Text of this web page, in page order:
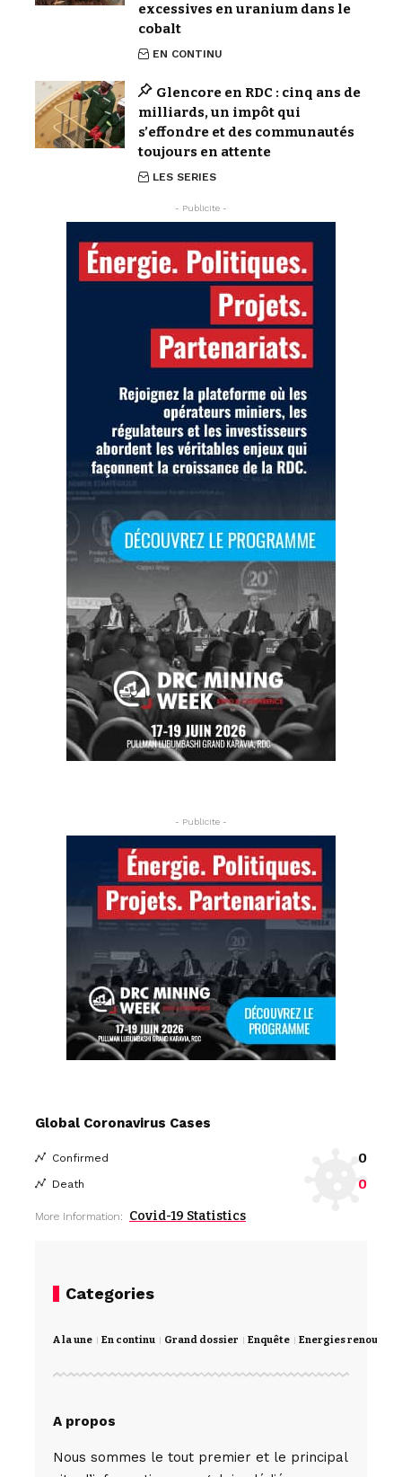
excessives en uranium dans le
cobalt
EN CONTINU
Glencore en RDC : cinq ans de
milliards, un impôt qui
s’effondre et des communautés
toujours en attente
LES SERIES
- Publicite -
- Publicite -
Global Coronavirus Cases
Confirmed 0
Death 0
More Information: Covid-19 Statistics
Categories
A la une En continu Grand dossier Enquête Energies
A propos
Nous sommes le tout premier et le principal